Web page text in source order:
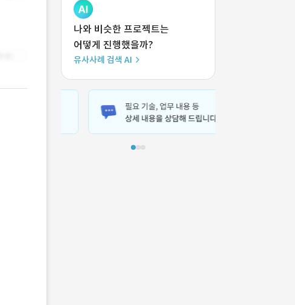
나와 비슷한 프로젝트는
어떻게 진행했을까?
유사사례 검색 AI